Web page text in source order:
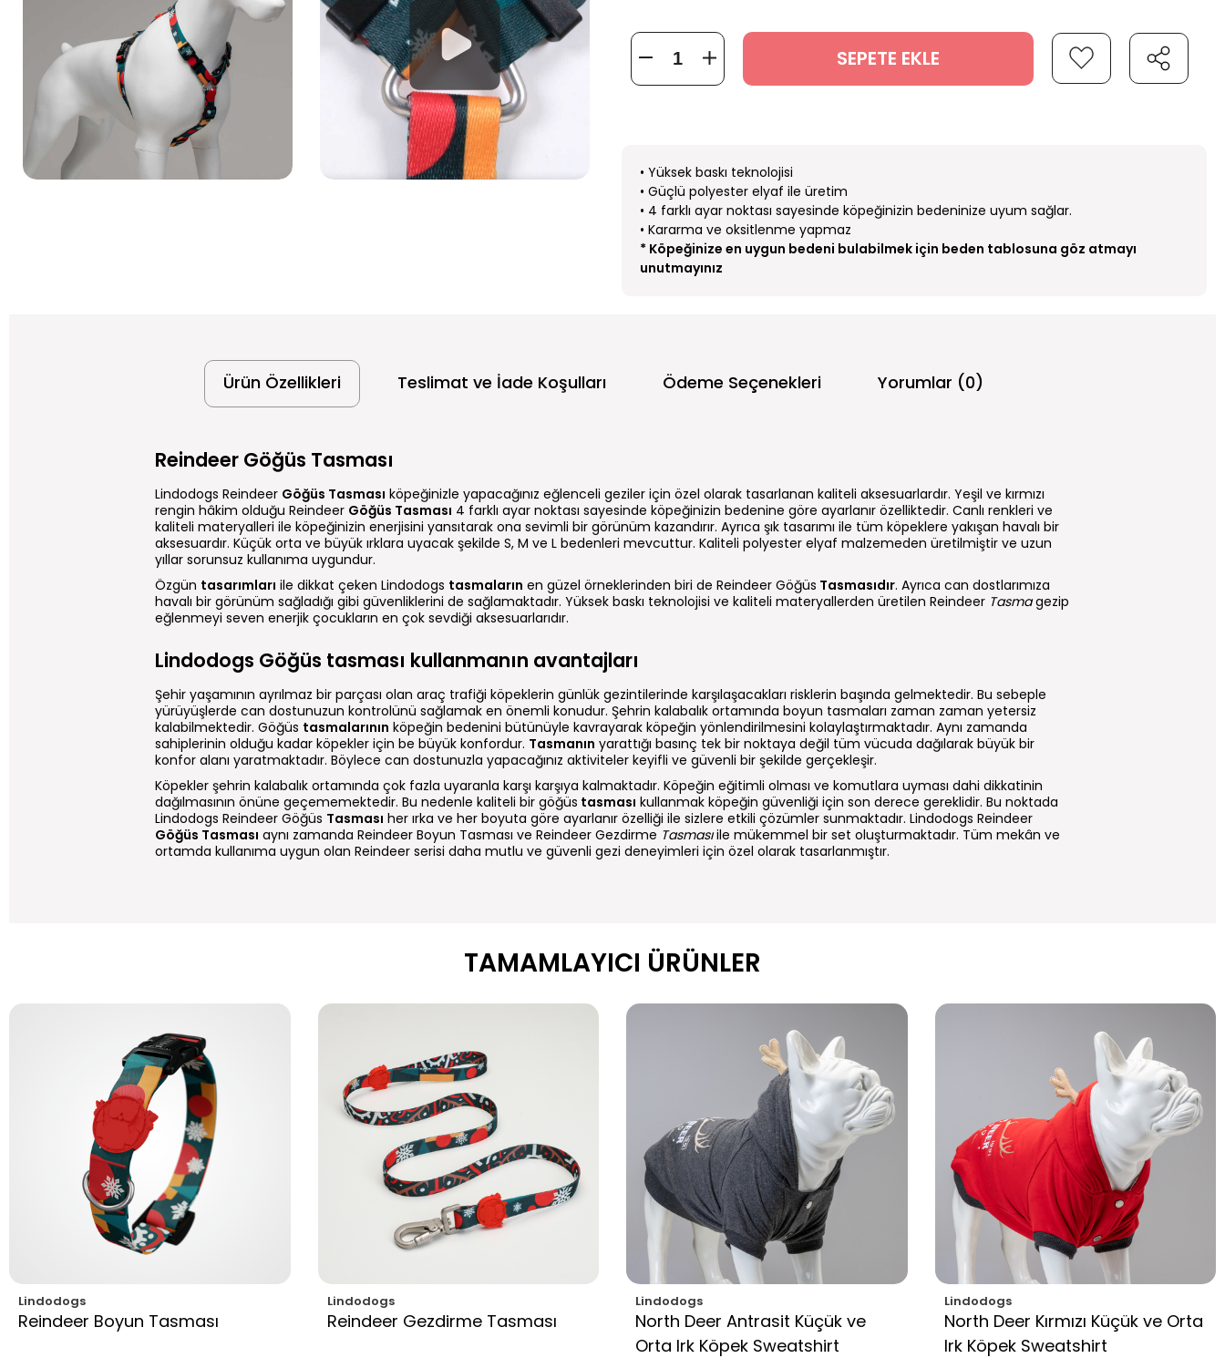
SEPETE EKLE
• Yüksek baskı teknolojisi
• Güçlü polyester elyaf ile üretim
• 4 farklı ayar noktası sayesinde köpeğinizin bedeninize uyum sağlar.
• Kararma ve oksitlenme yapmaz
* Köpeğinize en uygun bedeni bulabilmek için beden tablosuna göz atmayı
unutmayınız
Ürün Özellikleri Teslimat ve İade Koşulları Ödeme Seçenekleri Yorumlar (0)
Reindeer Göğüs Tasması
Lindodogs Reindeer Göğüs Tasması köpeğinizle yapacağınız eğlenceli geziler için özel olarak tasarlanan kaliteli aksesuarlardır. Yeşil ve kırmızı
rengin hâkim olduğu Reindeer Göğüs Tasması 4 farklı ayar noktası sayesinde köpeğinizin bedenine göre ayarlanır özelliktedir. Canlı renkleri ve
kaliteli materyalleri ile köpeğinizin enerjisini yansıtarak ona sevimli bir görünüm kazandırır. Ayrıca şık tasarımı ile tüm köpeklere yakışan havalı bir
aksesuardır. Küçük orta ve büyük ırklara uyacak şekilde S, M ve L bedenleri mevcuttur. Kaliteli polyester elyaf malzemeden üretilmiştir ve uzun
yıllar sorunsuz kullanıma uygundur.
Özgün tasarımları ile dikkat çeken Lindodogs tasmaların en güzel örneklerinden biri de Reindeer Göğüs Tasmasıdır. Ayrıca can dostlarımıza
havalı bir görünüm sağladığı gibi güvenliklerini de sağlamaktadır. Yüksek baskı teknolojisi ve kaliteli materyallerden üretilen Reindeer Tasmagezip
eğlenmeyi seven enerjik çocukların en çok sevdiği aksesuarlarıdır.
Lindodogs Göğüs tasması kullanmanın avantajları
Şehir yaşamının ayrılmaz bir parçası olan araç trafiği köpeklerin günlük gezintilerinde karşılaşacakları risklerin başında gelmektedir. Bu sebeple
yürüyüşlerde can dostunuzun kontrolünü sağlamak en önemli konudur. Şehrin kalabalık ortamında boyun tasmaları zaman zaman yetersiz
kalabilmektedir. Göğüs tasmalarının köpeğin bedenini bütünüyle kavrayarak köpeğin yönlendirilmesini kolaylaştırmaktadır. Aynı zamanda
sahiplerinin olduğu kadar köpekler için be büyük konfordur. Tasmanın yarattığı basınç tek bir noktaya değil tüm vücuda dağılarak büyük bir
konfor alanı yaratmaktadır. Böylece can dostunuzla yapacağınız aktiviteler keyifli ve güvenli bir şekilde gerçekleşir.
Köpekler şehrin kalabalık ortamında çok fazla uyaranla karşı karşıya kalmaktadır. Köpeğin eğitimli olması ve komutlara uyması dahi dikkatinin
dağılmasının önüne geçememektedir. Bu nedenle kaliteli bir göğüs tasması kullanmak köpeğin güvenliği için son derece gereklidir. Bu noktada
Lindodogs Reindeer Göğüs Tasması her ırka ve her boyuta göre ayarlanır özelliği ile sizlere etkili çözümler sunmaktadır. Lindodogs Reindeer
Göğüs Tasması aynı zamanda Reindeer Boyun Tasması ve Reindeer Gezdirme Tasmasıile mükemmel bir set oluşturmaktadır. Tüm mekân ve
ortamda kullanıma uygun olan Reindeer serisi daha mutlu ve güvenli gezi deneyimleri için özel olarak tasarlanmıştır.
TAMAMLAYICI ÜRÜNLER
Lindodogs
Reindeer Boyun Tasması
Lindodogs
Reindeer Gezdirme Tasması
Lindodogs
North Deer Antrasit Küçük ve
Orta Irk Köpek Sweatshirt
Lindodogs
North Deer Kırmızı Küçük ve Orta
Irk Köpek Sweatshirt